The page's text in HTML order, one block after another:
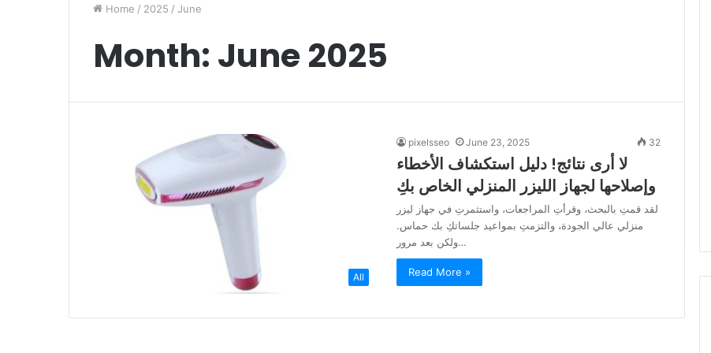
Home / 2025 / June
Month: June 2025
All
pixelsseo June 23, 2025 32
لا أرى نتائج! دليل استكشاف الأخطاء
وإصلاحها لجهاز الليزر المنزلي الخاص بكِ
لقد قمتِ بالبحث، وقرأتِ المراجعات، واستثمرتِ في جهاز ليزر
منزلي عالي الجودة، والتزمتِ بمواعيد جلساتكِ بك حماس.
ولكن بعد مرور…
Read More »